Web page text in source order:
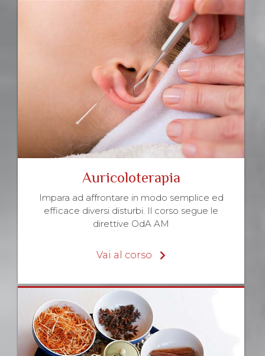
Auricoloterapia
Impara ad affrontare in modo semplice ed
efficace diversi disturbi. Il corso segue le
direttive OdA AM
Vai al corso